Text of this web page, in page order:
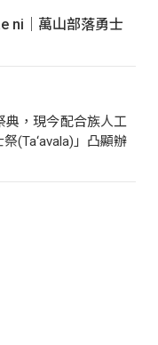
ni｜萬山部落勇士
典，現今配合族人工
(Ta‘avala)」凸顯辦